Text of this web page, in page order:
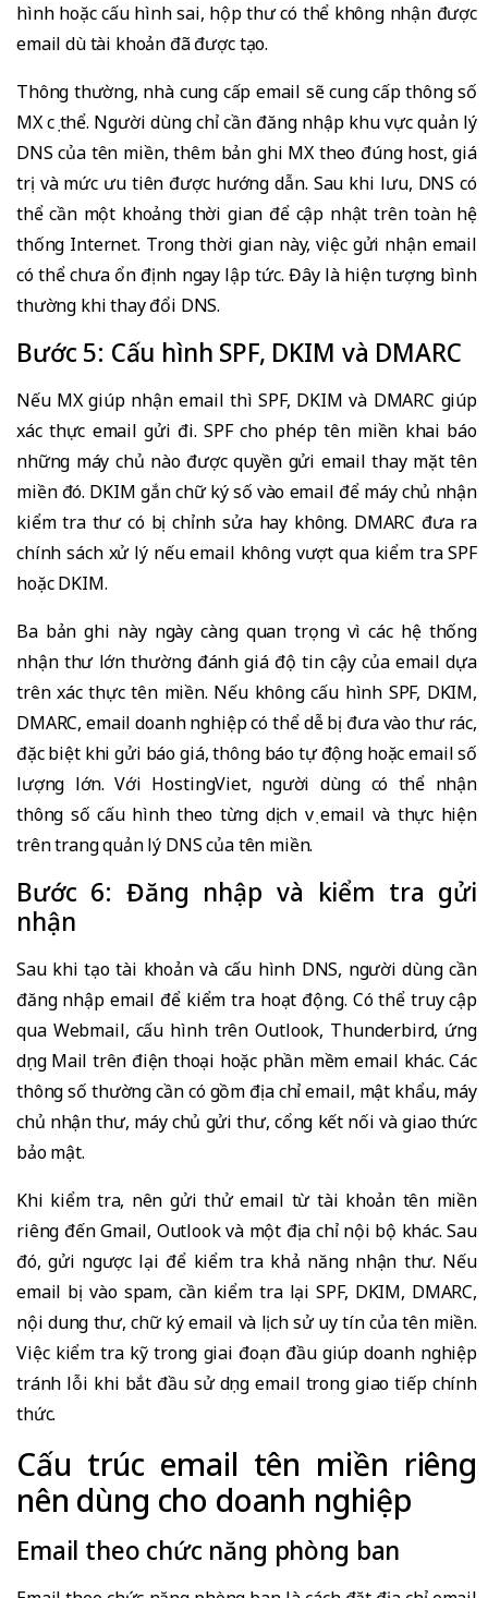
hình hoặc cấu hình sai, hộp thư có thể không nhận được
email dù tài khoản đã được tạo.
Thông thường, nhà cung cấp email sẽ cung cấp thông số
MX cụ thể. Người dùng chỉ cần đăng nhập khu vực quản lý
DNS của tên miền, thêm bản ghi MX theo đúng host, giá
trị và mức ưu tiên được hướng dẫn. Sau khi lưu, DNS có
thể cần một khoảng thời gian để cập nhật trên toàn hệ
thống Internet. Trong thời gian này, việc gửi nhận email
có thể chưa ổn định ngay lập tức. Đây là hiện tượng bình
thường khi thay đổi DNS.
Bước 5: Cấu hình SPF, DKIM và DMARC
Nếu MX giúp nhận email thì SPF, DKIM và DMARC giúp
xác thực email gửi đi. SPF cho phép tên miền khai báo
những máy chủ nào được quyền gửi email thay mặt tên
miền đó. DKIM gắn chữ ký số vào email để máy chủ nhận
kiểm tra thư có bị chỉnh sửa hay không. DMARC đưa ra
chính sách xử lý nếu email không vượt qua kiểm tra SPF
hoặc DKIM.
Ba bản ghi này ngày càng quan trọng vì các hệ thống
nhận thư lớn thường đánh giá độ tin cậy của email dựa
trên xác thực tên miền. Nếu không cấu hình SPF, DKIM,
DMARC, email doanh nghiệp có thể dễ bị đưa vào thư rác,
đặc biệt khi gửi báo giá, thông báo tự động hoặc email số
lượng lớn. Với HostingViet, người dùng có thể nhận
thông số cấu hình theo từng dịch vụ email và thực hiện
trên trang quản lý DNS của tên miền.
Bước 6: Đăng nhập và kiểm tra gửi
nhận
Sau khi tạo tài khoản và cấu hình DNS, người dùng cần
đăng nhập email để kiểm tra hoạt động. Có thể truy cập
qua Webmail, cấu hình trên Outlook, Thunderbird, ứng
dụng Mail trên điện thoại hoặc phần mềm email khác. Các
thông số thường cần có gồm địa chỉ email, mật khẩu, máy
chủ nhận thư, máy chủ gửi thư, cổng kết nối và giao thức
bảo mật.
Khi kiểm tra, nên gửi thử email từ tài khoản tên miền
riêng đến Gmail, Outlook và một địa chỉ nội bộ khác. Sau
đó, gửi ngược lại để kiểm tra khả năng nhận thư. Nếu
email bị vào spam, cần kiểm tra lại SPF, DKIM, DMARC,
nội dung thư, chữ ký email và lịch sử uy tín của tên miền.
Việc kiểm tra kỹ trong giai đoạn đầu giúp doanh nghiệp
tránh lỗi khi bắt đầu sử dụng email trong giao tiếp chính
thức.
Cấu trúc email tên miền riêng
nên dùng cho doanh nghiệp
Email theo chức năng phòng ban